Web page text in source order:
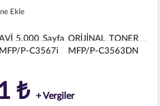
Ekle
5.000 Sayfa ORİJİNAL TONER
P-C3567i MFP/P-C3563DN
₺ + Vergiler